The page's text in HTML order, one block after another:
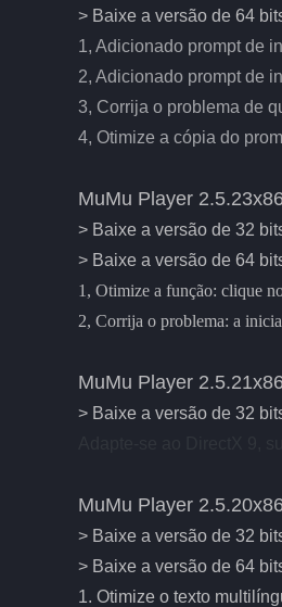
> Baixe a versão de 64
1, Adicionado prompt de
2, Adicionado prompt de
3, Corrija o problema de
4, Otimize a cópia do
MuMu Player
> Baixe a versão de 32
> Baixe a versão de 64
1, Otimize a função: clique
2, Corrija o problema: a
MuMu Player
> Baixe a versão de 32
MuMu Player
> Baixe a versão de 32
> Baixe a versão de 64
1. Otimize o texto